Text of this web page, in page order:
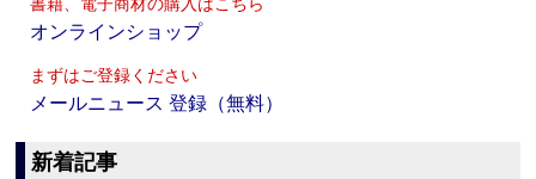
書籍、電子商材の購入はこちら
オンラインショップ
まずはご登録ください
メールニュース 登録（無料）
新着記事